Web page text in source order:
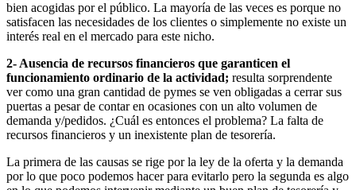
bien acogidas por el público. La mayoría de las veces es porque no
satisfacen las necesidades de los clientes o simplemente no existe un
interés real en el mercado para este nicho.
2- Ausencia de recursos financieros que garanticen el
funcionamiento ordinario de la actividad; resulta sorprendente
ver como una gran cantidad de pymes se ven obligadas a cerrar sus
puertas a pesar de contar en ocasiones con un alto volumen de
demanda y/pedidos. ¿Cuál es entonces el problema? La falta de
recursos financieros y un inexistente plan de tesorería.
La primera de las causas se rige por la ley de la oferta y la demanda
por lo que poco podemos hacer para evitarlo pero la segunda es algo